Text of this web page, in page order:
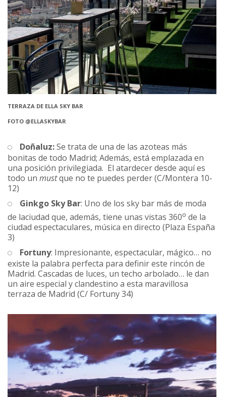
TERRAZA DE ELLA SKY BAR
FOTO @ELLASKYBAR
Doñaluz:Se trata de una de las azoteas más
bonitas de todo Madrid; Además, está emplazada en
una posición privilegiada. El atardecer desde aquí es
todo un mustque no te puedes perder (C/Montera 10-
12)
Ginkgo Sky Bar: Uno de los sky bar más de moda
de laciudad que, además, tiene unas vistas 360o de la
ciudad espectaculares, música en directo (Plaza España
3)
Fortuny: Impresionante, espectacular, mágico… no
existe la palabra perfecta para definir este rincón de
Madrid. Cascadas de luces, un techo arbolado… le dan
un aire especial y clandestino a esta maravillosa
terraza de Madrid (C/ Fortuny 34)